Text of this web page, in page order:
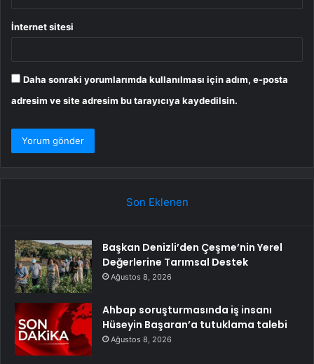
İnternet sitesi
Daha sonraki yorumlarımda kullanılması için adım, e-posta
adresim ve site adresim bu tarayıcıya kaydedilsin.
Son Eklenen
Başkan Denizli’den Çeşme’nin Yerel
Değerlerine Tarımsal Destek
Ağustos 8, 2026
Ahbap soruşturmasında iş insanı
Hüseyin Başaran’a tutuklama talebi
Ağustos 8, 2026